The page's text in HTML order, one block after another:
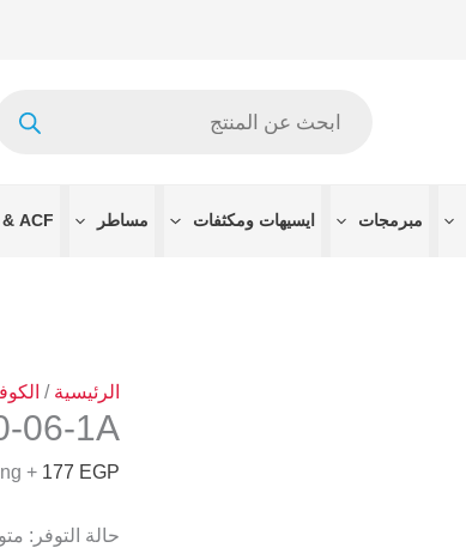
مبرمجات ايسيهات ومكثفات مساطر ACF & لوازم الماكينات
الرئيسية /
06-1A
177 EGP
+ Free Shipping
حالة التوفر: